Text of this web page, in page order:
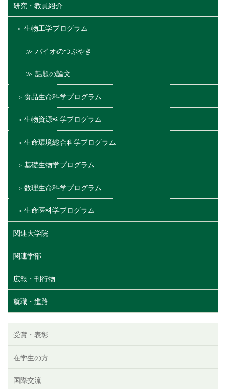
研究・教員紹介
生物工学プログラム
バイオのつぶやき
話題の論文
食品生命科学プログラム
生物資源科学プログラム
生命環境総合科学プログラム
基礎生物学プログラム
数理生命科学プログラム
生命医科学プログラム
関連大学院
関連学部
広報・刊行物
就職・進路
受賞・表彰
在学生の方
国際交流